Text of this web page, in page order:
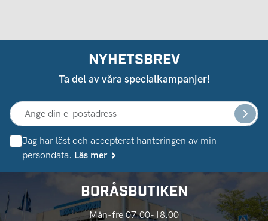
NYHETSBREV
Ta del av våra specialkampanjer!
Jag har läst och accepterat hanteringen av min
persondata. Läs mer
BORÅSBUTIKEN
Mån-fre 07.00-18.00